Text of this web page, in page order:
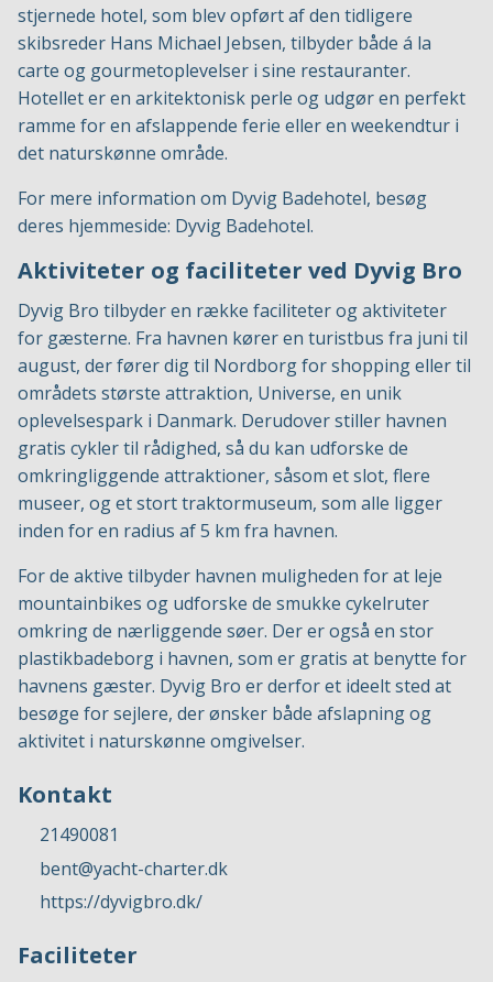
stjernede hotel, som blev opført af den tidligere
skibsreder Hans Michael Jebsen, tilbyder både á la
carte og gourmetoplevelser i sine restauranter.
Hotellet er en arkitektonisk perle og udgør en perfekt
ramme for en afslappende ferie eller en weekendtur i
det naturskønne område.
For mere information om Dyvig Badehotel, besøg
deres hjemmeside: Dyvig Badehotel.
Aktiviteter og faciliteter ved Dyvig Bro
Dyvig Bro tilbyder en række faciliteter og aktiviteter
for gæsterne. Fra havnen kører en turistbus fra juni til
august, der fører dig til Nordborg for shopping eller til
områdets største attraktion, Universe, en unik
oplevelsespark i Danmark. Derudover stiller havnen
gratis cykler til rådighed, så du kan udforske de
omkringliggende attraktioner, såsom et slot, flere
museer, og et stort traktormuseum, som alle ligger
inden for en radius af 5 km fra havnen.
For de aktive tilbyder havnen muligheden for at leje
mountainbikes og udforske de smukke cykelruter
omkring de nærliggende søer. Der er også en stor
plastikbadeborg i havnen, som er gratis at benytte for
havnens gæster. Dyvig Bro er derfor et ideelt sted at
besøge for sejlere, der ønsker både afslapning og
aktivitet i naturskønne omgivelser.
Kontakt
21490081
bent@yacht-charter.dk
https://dyvigbro.dk/
Faciliteter